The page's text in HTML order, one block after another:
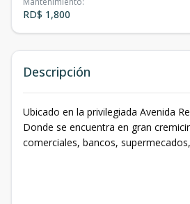
RD$ 1,800
Descripción
Ubicado en la privilegiada Avenida
Donde se encuentra en gran
comerciales, bancos,